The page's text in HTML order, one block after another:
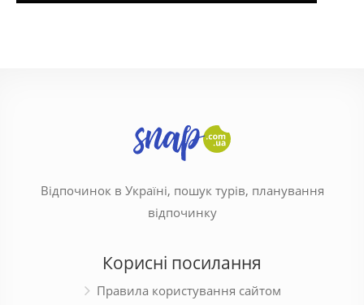
Відпочинок в Україні, пошук турів, планування
відпочинку
Корисні посилання
Правила користування сайтом